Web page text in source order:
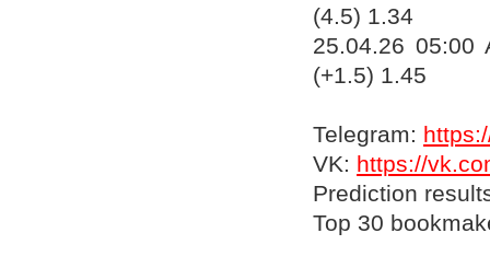
(4.5) 1.34
25.04.26 05:00
(+1.5) 1.45
Telegram:
VK: https://
Prediction
Top 30